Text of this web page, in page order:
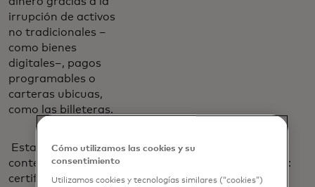
irrupción de activos
no tradicionales –
como bienes
digitales–, pagos
programables o
carteras ubicuas,
como las billeteras.
Estas últimas evolucionarán de tal forma que
contendrán todo tipo de documentos y datos útiles:
certificados y recetas médicas, licencia de manejar,
Cómo utilizamos las cookies y su
consentimiento
Utilizamos cookies y tecnologías similares (“cookies”)